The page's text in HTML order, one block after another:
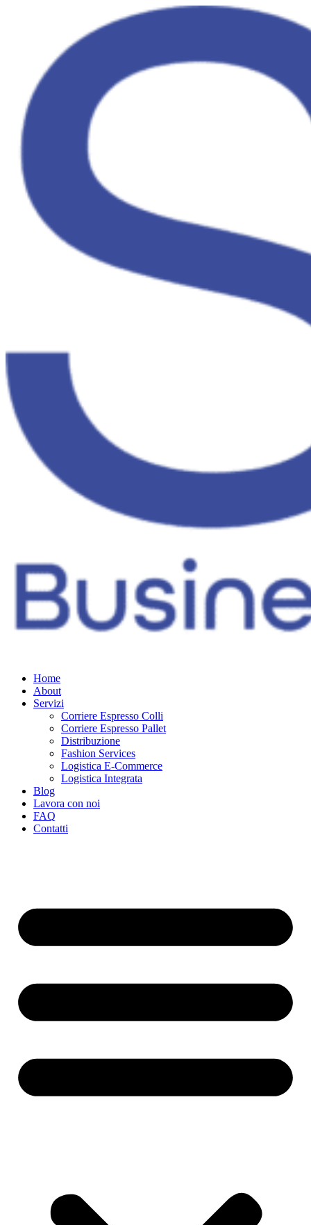
Home
About
Servizi
Corriere Espresso Colli
Corriere Espresso Pallet
Distribuzione
Fashion Services
Logistica E-Commerce
Logistica Integrata
Blog
Lavora con noi
FAQ
Contatti